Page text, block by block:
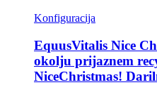
Konfiguracija
EquusVitalis Nice
okolju prijaznem
NiceChristmas!